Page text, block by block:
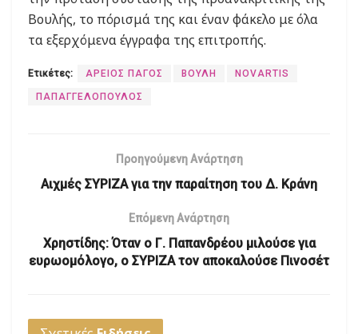
Βουλής, το πόρισμά της και έναν φάκελο με όλα
τα εξερχόμενα έγγραφα της επιτροπής.
Ετικέτες: ΑΡΕΙΟΣ ΠΑΓΟΣ ΒΟΥΛΗ ΝΟVARTIS
ΠΑΠΑΓΓΕΛΟΠΟΥΛΟΣ
Προηγούμενη Ανάρτηση
Αιχμές ΣΥΡΙΖΑ για την παραίτηση του Δ. Κράνη
Επόμενη Ανάρτηση
Χρηστίδης: Όταν ο Γ. Παπανδρέου μιλούσε για
ευρωομόλογο, ο ΣΥΡΙΖΑ τον αποκαλούσε Πινοσέτ